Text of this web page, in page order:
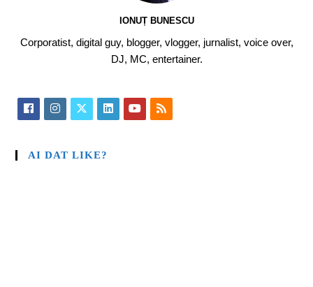
IONUȚ BUNESCU
Corporatist, digital guy, blogger, vlogger, jurnalist, voice over,
DJ, MC, entertainer.
AI DAT LIKE?